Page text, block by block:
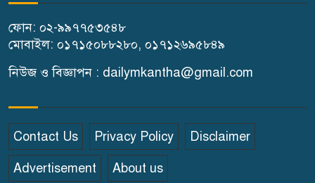
টাঙ্গাইলে জুলাই অভ্যুত্থান দিবসে
৫দিন অনশনের পর বিয়ে,
মরদেহ উদ্ধার
বাসাইলে সুন্না আব্বাছিয়া উচ্চ
বিদ্যালয়ে জুলাই গণঅভ্যুত্থান দিবস
ফোন: ০২-৯৯৭৭৫৩৫৪৮
মোবাইল: ০১৭১৫০৮৮২৮০, ০১৭১২৬৯৫৮৪৯
নিউজ ও বিজ্ঞাপন : dailymkantha@gmail.com
Contact Us Privacy Policy Disclaimer
Advertisement About us